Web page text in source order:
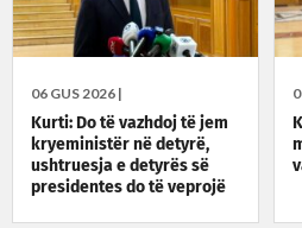
06 GUS 2026 |
Kurti: Do të vazhdoj të jem
kryeministër në detyrë,
ushtruesja e detyrës së
presidentes do të veprojë